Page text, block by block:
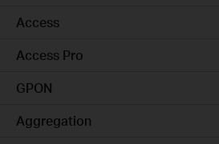
Access
Access Pro
GPON
Aggregation